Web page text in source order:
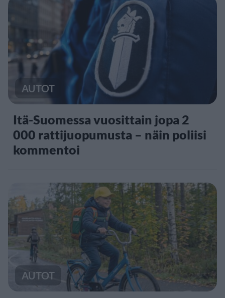
AUTOT
Itä-Suomessa vuosittain jopa 2
000 rattijuopumusta – näin poliisi
kommentoi
AUTOT